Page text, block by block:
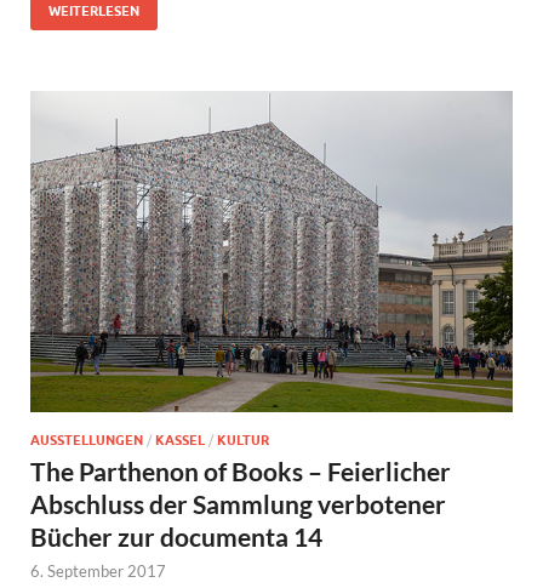
WEITERLESEN
AUSSTELLUNGEN / KASSEL / KULTUR
The Parthenon of Books – Feierlicher
Abschluss der Sammlung verbotener
Bücher zur documenta 14
6. September 2017